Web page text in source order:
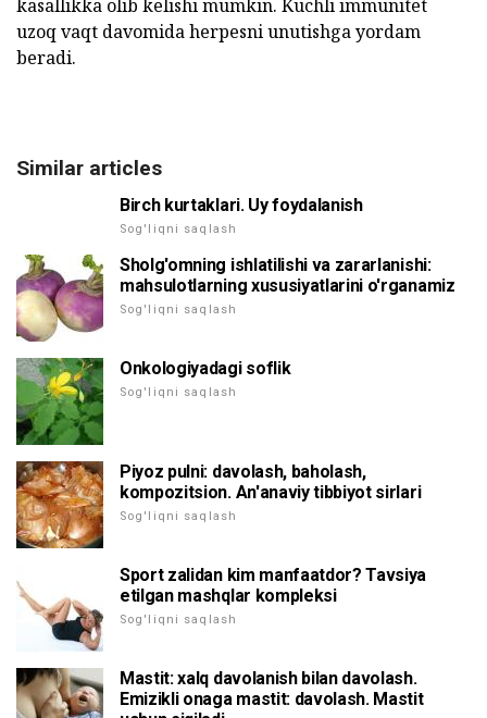
kasallikka olib kelishi mumkin. Kuchli immunitet
uzoq vaqt davomida herpesni unutishga yordam
beradi.
Similar articles
Birch kurtaklari. Uy foydalanish
Sog'liqni saqlash
Sholg'omning ishlatilishi va zararlanishi:
mahsulotlarning xususiyatlarini o'rganamiz
Sog'liqni saqlash
Onkologiyadagi soflik
Sog'liqni saqlash
Piyoz pulni: davolash, baholash,
kompozitsion. An'anaviy tibbiyot sirlari
Sog'liqni saqlash
Sport zalidan kim manfaatdor? Tavsiya
etilgan mashqlar kompleksi
Sog'liqni saqlash
Mastit: xalq davolanish bilan davolash.
Emizikli onaga mastit: davolash. Mastit